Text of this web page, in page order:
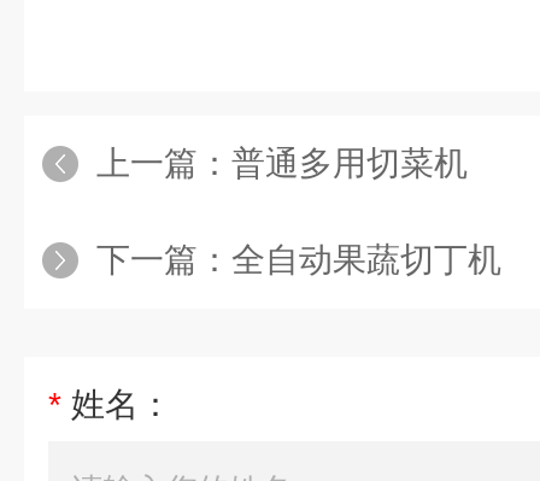
上一篇： 普通多用切菜机
下一篇： 全自动果蔬切丁机
* 姓名：